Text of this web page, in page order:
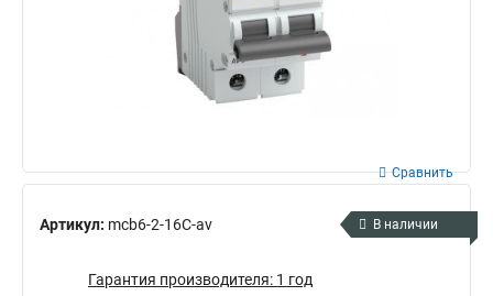
Артикул: mcb6-2-16C-av
Сравнить
В наличии
Гарантия производителя: 1 год